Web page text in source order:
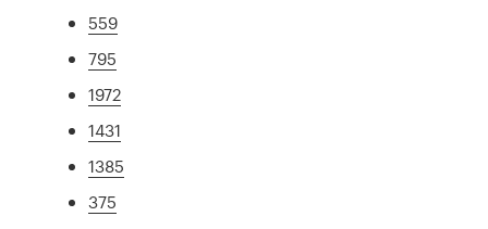
559
795
1972
1431
1385
375